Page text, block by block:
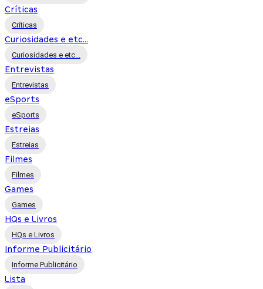
Críticas
Críticas
Curiosidades e etc...
Curiosidades e etc...
Entrevistas
Entrevistas
eSports
eSports
Estreias
Estreias
Filmes
Filmes
Games
Games
HQs e Livros
HQs e Livros
Informe Publicitário
Informe Publicitário
Lista